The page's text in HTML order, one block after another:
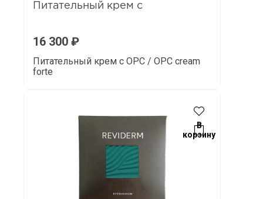
Питательный крем с
16 300 ₽
Питательный крем с OPC / OPC cream
forte
В
корзину